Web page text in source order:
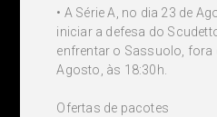
• A Série A, no dia 23 de
iniciar a defesa do
enfrentar o Sassuolo, fora
Agosto, às 18:30h.
Ofertas de pacotes